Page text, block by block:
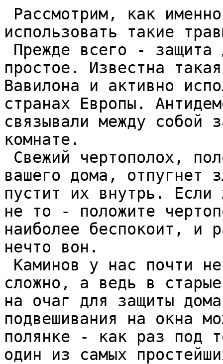
использовать такие
простое. Известна
Вавилона и активно
странах Европы.
связывали между собой
комнате.
вашего дома, отпугнет
пустит их внутрь. Если
не то - положите
наиболее беспокоит, и
нечто вон.
сложно, а ведь в
на очаг для защиты
подвешивания на окна
полянке - как раз под
один из самых